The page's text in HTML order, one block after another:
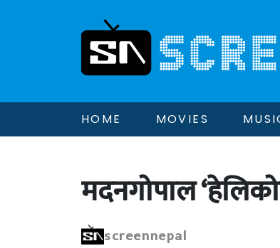
HOME MOVIES
मदनगोपाल
screennepal